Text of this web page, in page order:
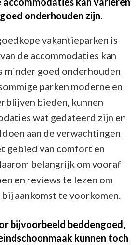
onderhouden zijn.
vakantieparken is
de accommodaties kan
minder goed onderhouden
parken moderne en
bieden, kunnen
wat gedateerd zijn en
aan de verwachtingen
gebied van comfort en
belangrijk om vooraf
en reviews te lezen om
aankomst te voorkomen.
bijvoorbeeld beddengoed,
kunnen toch